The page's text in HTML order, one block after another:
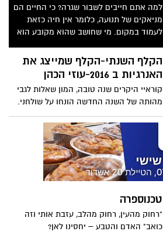
למה אתם חייבים לשבור שגרה? כי החיים הם
מניאקים של תנועה, כלומר אין חיה כזאת
לעמוד במקום. מי שחושב שהוא מקובע הוא
הקלף השנתי-הקלף שמייצג את
האנרגיות ב 2016-עוזי הכהן
קוראיי היקרים שנה טובה, המון שאלות לגבי
מהותה של השנה החדשה הונחו על שולחני.
אין לי כוונה להתנבא בשאלות שקשורות במה
יהיה בביטחון, בכלכלה או בחינוך וזאת מכיוון
שאני מאמין שלהתנהגות המוסרית שלנו כבני
אדם שביחד יוצרים קהילה ועם, יש השפעה
ישירה על איכות מצבנו הביטחוני, הכלכלי
והאישי כאחד. אני מאמין, שהמעשים שלנו
בעתיד. אם כך אחיי, שנה טובה זה בידיים
שלנו!! הן כיחידים והן כעם. אחדות, מוסר
ויושר לאומי יבטיחו לנו כעם, ביטחון ושלווה
טכנוספרה
"רחוק מהעין, רחוק מהלב, עזבת אותי וזה
כואב" האדם והטבע – יחסינו לאן?